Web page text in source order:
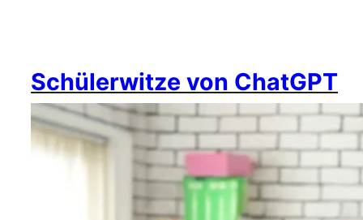
Schülerwitze von ChatGPT